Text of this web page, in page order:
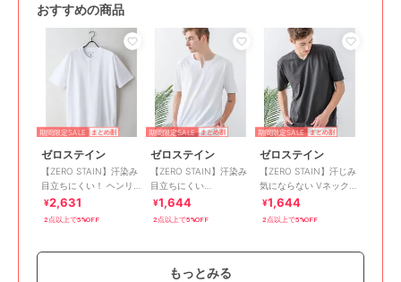
おすすめの商品
期間限定SALE まとめ割
ゼロステイン
【ZERO STAIN】汗染み
目立ちにくい！ ヘンリ
ーネックTシャツ 防汚
UVカット
¥2,631
2点以上で5%OFF
期間限定SALE まとめ割
ゼロステイン
【ZERO STAIN】汗染み
目立ちにくい
ZEROSTAIN キーネック
Tシャツ
¥1,644
2点以上で5%OFF
期間限定SALE まとめ割
ゼロステイン
【ZERO STAIN】汗じみ
気にならない Vネック無
地Tシャツ
¥1,644
2点以上で5%OFF
もっとみる